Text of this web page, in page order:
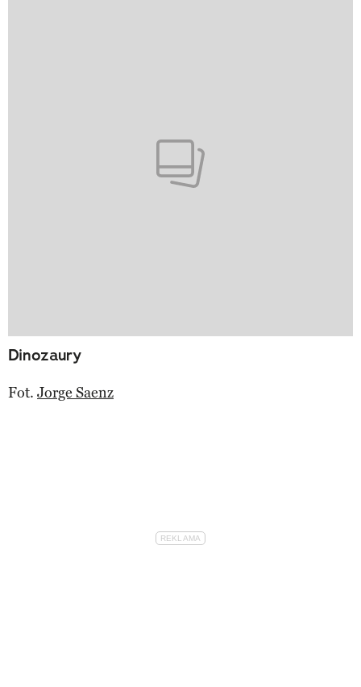
Dinozaury
Fot. Jorge Saenz